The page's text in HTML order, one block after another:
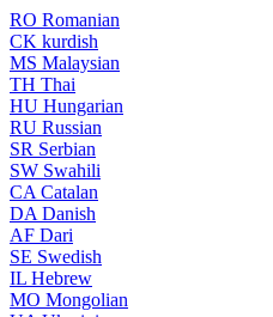
RO Romanian
CK kurdish
MS Malaysian
TH Thai
HU Hungarian
RU Russian
SR Serbian
SW Swahili
CA Catalan
DA Danish
AF Dari
SE Swedish
IL Hebrew
MO Mongolian